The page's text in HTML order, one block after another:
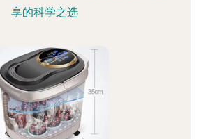
享的科学之选